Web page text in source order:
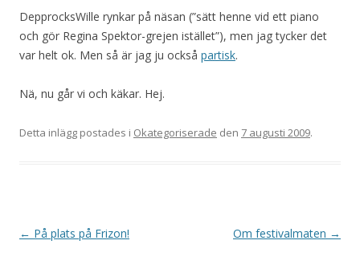
DepprocksWille rynkar på näsan (”sätt henne vid ett piano
och gör Regina Spektor-grejen istället”), men jag tycker det
var helt ok. Men så är jag ju också partisk.
Nä, nu går vi och käkar. Hej.
Detta inlägg postades i Okategoriserade den 7 augusti 2009.
Inläggsnavigering
← På plats på Frizon! Om festivalmaten →